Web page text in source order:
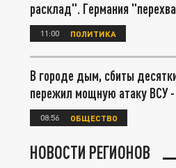
расклад". Германия
11:00 ПОЛИТИКА
В городе дым, сбиты
пережил мощную атаку ВСУ -
08:56 ОБЩЕСТВО
НОВОСТИ РЕГИОНОВ